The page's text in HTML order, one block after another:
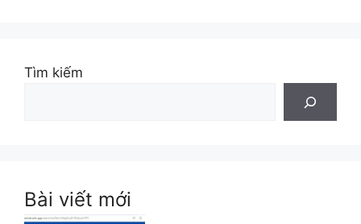
Tìm kiếm
Bài viết mới